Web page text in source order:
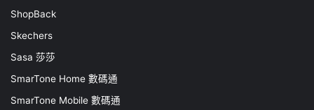
ShopBack
Skechers
Sasa 莎莎
SmarTone Home 數碼通
SmarTone Mobile 數碼通